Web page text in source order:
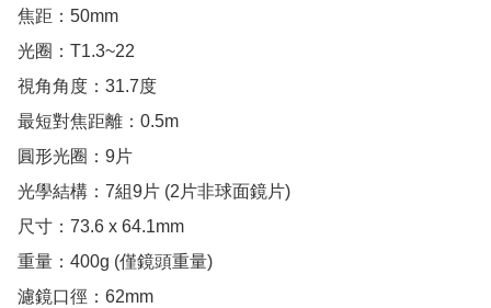
焦距：50mm
光圈：T1.3~22
視角角度：31.7度
最短對焦距離：0.5m
圓形光圈：9片
光學結構：7組9片 (2片非球面鏡片)
尺寸：73.6 x 64.1mm
重量：400g (僅鏡頭重量)
濾鏡口徑：62mm